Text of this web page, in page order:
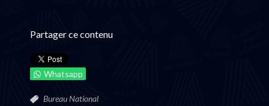
Partager ce contenu
Whatsapp
Bureau National